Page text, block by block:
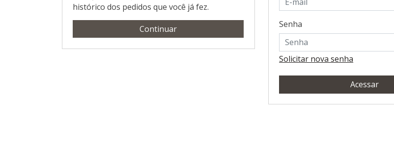
histórico dos pedidos que você já fez.
Continuar Senha
Solicitar nova senha